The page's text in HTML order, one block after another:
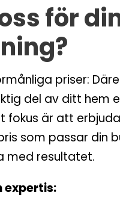
för
priser:
del av ditt hem
fokus är att erbjuda
som passar din
med resultatet.
expertis: